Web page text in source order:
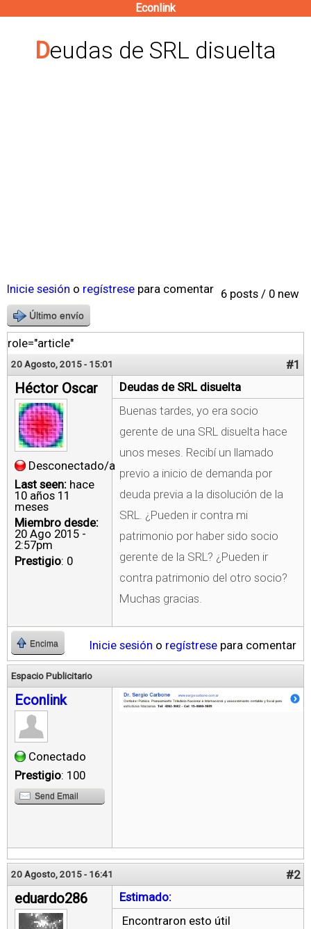
contenido
Econlink
Deudas de SRL disuelta
6 posts / 0 new
Inicie sesión o regístrese para comentar
Último envío
role="article"
20 Agosto, 2015 - 15:01 #1
Héctor Oscar
Desconectado/a
Last seen: hace
10 años 11
meses
Miembro desde:
20 Ago 2015 -
2:57pm
Prestigio: 0
Deudas de SRL disuelta
Buenas tardes, yo era socio
gerente de una SRL disuelta hace
unos meses. Recibí un llamado
previo a inicio de demanda por
deuda previa a la disolución de la
SRL. ¿Pueden ir contra mi
patrimonio por haber sido socio
gerente de la SRL? ¿Pueden ir
contra patrimonio del otro socio?
Muchas gracias.
Encima Inicie sesión o regístrese para comentar
Espacio Publicitario
Econlink
Conectado
Prestigio: 100
Send Email
20 Agosto, 2015 - 16:41 #2
eduardo286
Estimado:
Encontraron esto útil